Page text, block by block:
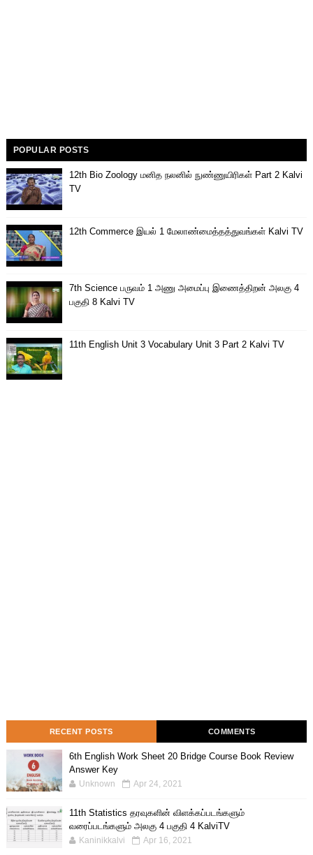
POPULAR POSTS
12th Bio Zoology மனித நலனில் நுண்ணுயிரிகள் Part 2 Kalvi
TV
12th Commerce இயல் 1 மேலாண்மைத்தத்துவங்கள் Kalvi TV
7th Science பருவம் 1 அணு அமைப்பு இணைத்திறன் அலகு 4
பகுதி 8 Kalvi TV
11th English Unit 3 Vocabulary Unit 3 Part 2 Kalvi TV
RECENT POSTS COMMENTS
6th English Work Sheet 20 Bridge Course Book Review
Answer Key
Unknown Apr 24, 2021
11th Statistics தரவுகளின் விளக்கப்படங்களும்
வரைப்படங்களும் அலகு 4 பகுதி 4 KalviTV
Kaninikkalvi Apr 16, 2021